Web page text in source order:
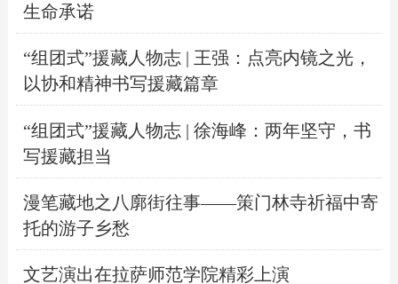
生命承诺
“组团式”援藏人物志 | 王强：点亮内镜之光，
以协和精神书写援藏篇章
“组团式”援藏人物志 | 徐海峰：两年坚守，书
写援藏担当
漫笔藏地之八廓街往事——策门林寺祈福中寄
托的游子乡愁
文艺演出在拉萨师范学院精彩上演